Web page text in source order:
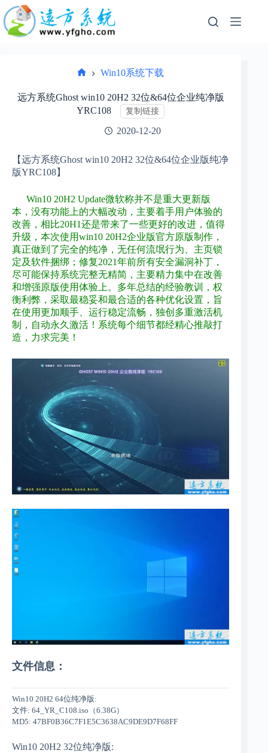
过
内
页
Win10系统下载
远方系统Ghost win10 20H2 32位&64位企业纯净版
YRC108
复制链接
2020-12-20
【远方系统Ghost win10 20H2 32位&64位企业版纯净
版YRC108】
Win10 20H2 Update微软称并不是重大更新版
本，没有功能上的大幅改动，主要着手用户体验的
改善，相比20H1还是带来了一些更好的改进，值得
升级，本次使用win10 20H2企业版官方原版制作，
真正做到了完全的纯净， 无任何流氓行为、主页锁
定及软件捆绑； 修复2021年前所有安全漏洞补丁，
尽可能保持系统完整无精简，主要精力集中在改善
和增强原版使用体验上。多年总结的经验教训，权
衡利弊，采取最稳妥和最合适的各种优化设置，旨
在使用更加顺手、运行稳定流畅，独创多重激活机
制，自动永久激活！系统每个细节都经精心推敲打
造，力求完美！
文件信息：
Win10 20H2 64位纯净版:
文件: 64_YR_C108.iso（6.38G）
MD5: 47BF0B36C7F1E5C3638AC9DE9D7F68FF
Win10 20H2 32位纯净版: